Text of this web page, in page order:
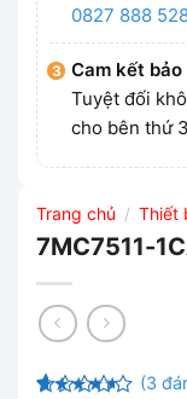
0827 888
Cam kết bảo
Tuyệt đối
cho bên thứ
Trang chủ / Thiết
7MC7511-
(3